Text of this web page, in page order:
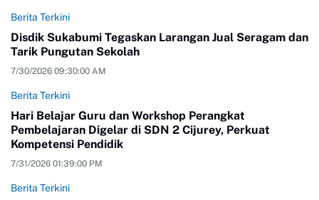
Berita Terkini
Disdik Sukabumi Tegaskan Larangan Jual Seragam dan
Tarik Pungutan Sekolah
7/30/2026 09:30:00 AM
Berita Terkini
Hari Belajar Guru dan Workshop Perangkat
Pembelajaran Digelar di SDN 2 Cijurey, Perkuat
Kompetensi Pendidik
7/31/2026 01:39:00 PM
Berita Terkini